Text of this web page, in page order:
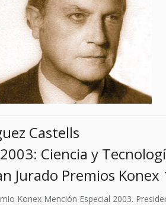
Castells
Ciencia y
Jurado Premios
Konex Mención Especial 2003.